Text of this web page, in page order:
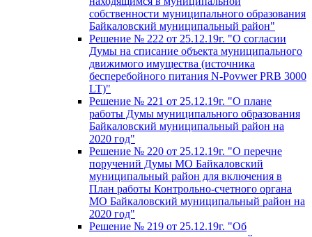
собственности муниципального образования
Байкаловский муниципальный район"
Решение № 222 от 25.12.19г. "О согласии
Думы на списание объекта муниципального
движимого имущества (источника
бесперебойного питания N-Povwer PRB 3000
LT)"
Решение № 221 от 25.12.19г. "О плане
работы Думы муниципального образования
Байкаловский муниципальный район на
2020 год"
Решение № 220 от 25.12.19г. "О перечне
поручений Думы МО Байкаловский
муниципальный район для включения в
План работы Контрольно-счетного органа
МО Байкаловский муниципальный район на
2020 год"
Решение № 219 от 25.12.19г. "Об